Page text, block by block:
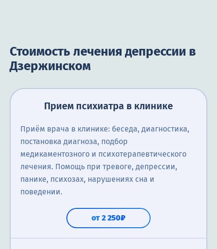
Стоимость лечения депрессии в
Дзержинском
Прием психиатра в клинике
Приём врача в клинике: беседа, диагностика,
постановка диагноза, подбор
медикаментозного и психотерапевтического
лечения. Помощь при тревоге, депрессии,
панике, психозах, нарушениях сна и
поведении.
от 2 250₽